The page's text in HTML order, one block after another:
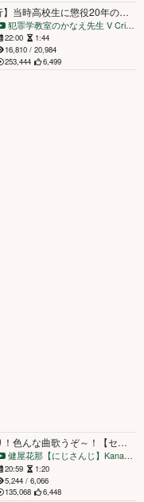
【江別大学生集団暴行】当時高校生に懲役20年の求刑…法廷で明らかになったヤバすぎる態度が明らかになりました【かなえ先生の解説】
犯罪学教室のかなえ先生 V Criminologist
22:00
1:44
16,810 / 20,984
253,444
6,499
【歌枠】米津玄師縛り！色んな曲歌うぞ～！【セラフ・ダズルガーデン/鏑木ろこ/健屋花那/にじさんじ】【 supported by DAM 】
健屋花那【にじさんじ】KanaSukoya
20:59
1:20
5,244 / 6,066
135,068
6,448